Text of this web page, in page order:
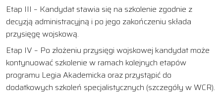
Etap III – Kandydat stawia się na szkolenie zgodnie z
decyzją administracyjną i po jego zakończeniu składa
przysięgę wojskową.
Etap IV – Po złożeniu przysięgi wojskowej kandydat może
kontynuować szkolenie w ramach kolejnych etapów
programu Legia Akademicka oraz przystąpić do
dodatkowych szkoleń specjalistycznych (szczegóły w WCR).